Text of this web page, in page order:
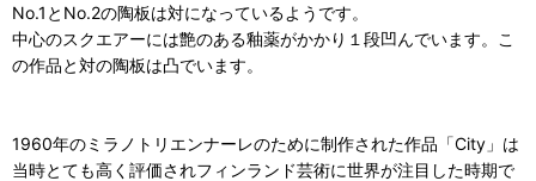
No.1とNo.2の陶板は対になっているようです。
中心のスクエアーには艶のある釉薬がかかり１段凹んでいます。こ
の作品と対の陶板は凸でいます。
1960年のミラノトリエンナーレのために制作された作品「City」は
当時とても高く評価されフィンランド芸術に世界が注目した時期で